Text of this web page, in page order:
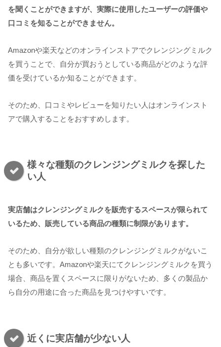
を聞くことができますが、実際に使用したユーザーの評価や
口コミを知ることができません。
Amazonや楽天などのオンラインストアでクレンジングミルク
を買うことで、自分が買おうとしている商品がどのような評
価を受けているか知ることができます。
そのため、口コミやレビューを知りたい人はオンラインスト
アで購入することをおすすめします。
様々な種類のクレンジングミルクを探した
い人
実店舗はクレンジングミルクを販売するスペースが限られて
いるため、販売している商品の種類に制限があります。
そのため、自分が欲しい種類のクレンジングミルクがないこ
とも多いです。Amazonや楽天にてクレンジングミルクを買う
場合、商品を置くスペースに限りがないため、多くの製品か
ら自分の用途に合った商品を見つけやすいです。
近くに実店舗が少ない人